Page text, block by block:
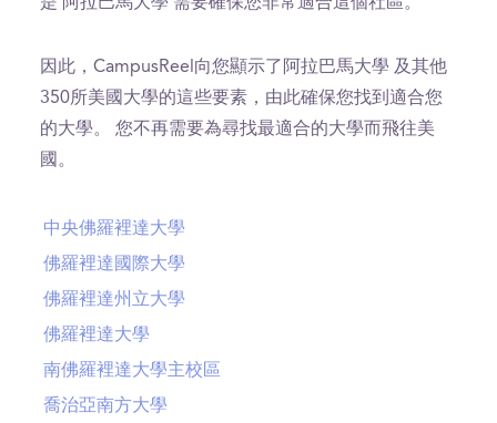
因此，CampusReel向您顯示了阿拉巴馬大學 及其他
350所美國大學的這些要素，由此確保您找到適合您
的大學。 您不再需要為尋找最適合的大學而飛往美
國。
中央佛羅裡達大學
佛羅裡達國際大學
佛羅裡達州立大學
佛羅裡達大學
南佛羅裡達大學主校區
喬治亞南方大學